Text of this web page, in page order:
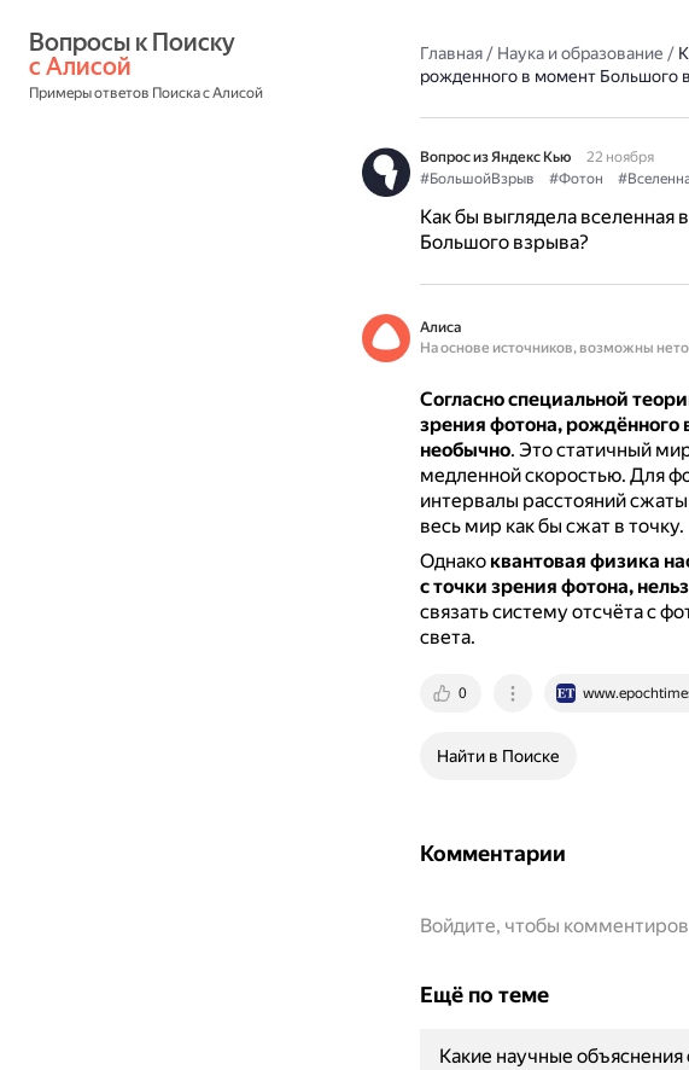
с Алисой
Примеры ответов Поиска с Алисой
Главная/ Наука и образование /
рожденного в момент Большого
Вопрос из Яндекс Кью
22 ноября
#БольшойВзрыв
#Фотон
Как бы выглядела
Большого взрыва?
Алиса
На основе источников, возможны
Согласно специальной
зрения фотона, рождённого
необычно. Это статичный
медленной скоростью. Для
интервалы расстояний
весь мир как бы сжат в точку.
Однако квантовая физика
с точки зрения фотона,
связать систему отсчёта с
света.
0
Найти в Поиске
Комментарии
Войдите, чтобы
Ещё по теме
Какие научные